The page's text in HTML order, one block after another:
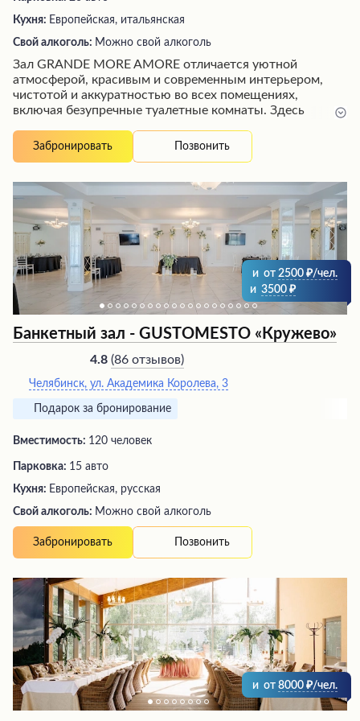
Кухня: Европейская, итальянская
Свой алкоголь: Можно свой алкоголь
Зал GRANDE MORE AMORE отличается уютной
атмосферой, красивым и современным интерьером,
чистотой и аккуратностью во всех помещениях,
включая безупречные туалетные комнаты. Здесь
который следит за потребностями гостей и
обеспечивает высокий уровень обслуживания. Кухня
оформленные блюда в больших порциях, что вызывает
восторг у посетителей. Расположение зала удобное, а
помощь в организации мероприятий высоко ценится
клиентами.
Забронировать Позвонить
и от 2500
/чел.
и 3500
Банкетный зал - GUSTOMESTO «Кружево»
4.8 (86 отзывов)
Челябинск, ул. Академика Королева, 3
Подарок за бронирование
Вместимость: 120 человек
Парковка: 15 авто
Кухня: Европейская, русская
Свой алкоголь: Можно свой алкоголь
Забронировать Позвонить
и от 8000 /чел.